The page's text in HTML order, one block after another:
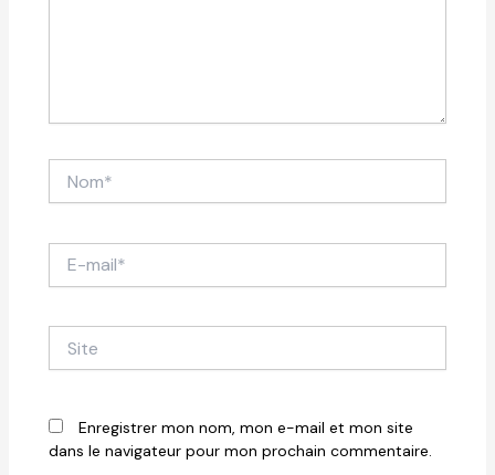
mail*
Enregistrer mon nom, mon e-mail et mon site
dans le navigateur pour mon prochain commentaire.